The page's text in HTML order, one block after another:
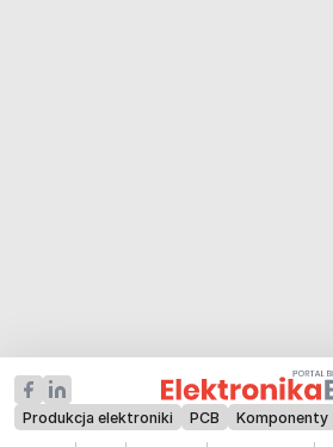
Produkcja elektroniki PCB Komponenty